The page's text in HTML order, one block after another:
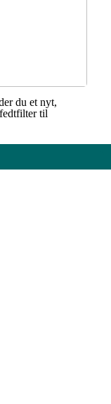
du et nyt,
til